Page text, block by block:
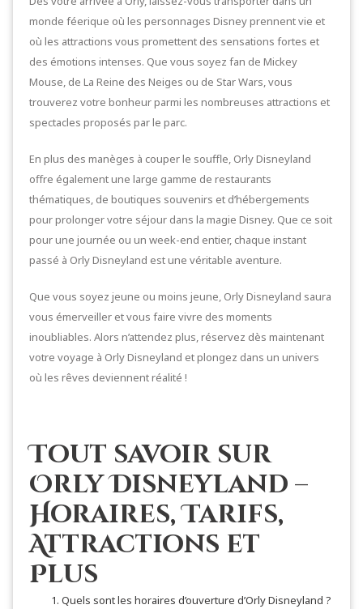
monde féerique où les personnages Disney prennent vie et
où les attractions vous promettent des sensations fortes et
des émotions intenses. Que vous soyez fan de Mickey
Mouse, de La Reine des Neiges ou de Star Wars, vous
trouverez votre bonheur parmi les nombreuses attractions et
spectacles proposés par le parc.
En plus des manèges à couper le souffle, Orly Disneyland
offre également une large gamme de restaurants
thématiques, de boutiques souvenirs et d’hébergements
pour prolonger votre séjour dans la magie Disney. Que ce soit
pour une journée ou un week-end entier, chaque instant
passé à Orly Disneyland est une véritable aventure.
Que vous soyez jeune ou moins jeune, Orly Disneyland saura
vous émerveiller et vous faire vivre des moments
inoubliables. Alors n’attendez plus, réservez dès maintenant
votre voyage à Orly Disneyland et plongez dans un univers
où les rêves deviennent réalité !
Tout savoir sur
Orly Disneyland –
Horaires, Tarifs,
Attractions et
Plus
Quels sont les horaires d’ouverture d’Orly Disneyland ?